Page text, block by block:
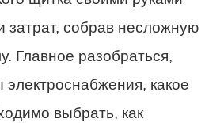
затрат, собрав несложную
Главное разобраться,
какое
выбрать, как